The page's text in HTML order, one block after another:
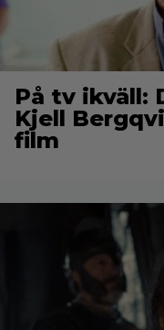
På tv ikväll:
Kjell
film